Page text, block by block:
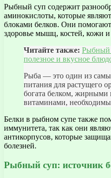
Рыбный суп содержит
аминокислоты, которые
блоками белков. Они
здоровье мышц, костей, кожи и
Читайте также: Рыбный
полезное и вкусное
Рыба — это один из
питания для растущего
богата белком, жирными
витаминами,
Белки в рыбном супе также
иммунитета, так как они
антикорпусов, которые
болезней.
Рыбный суп: источник